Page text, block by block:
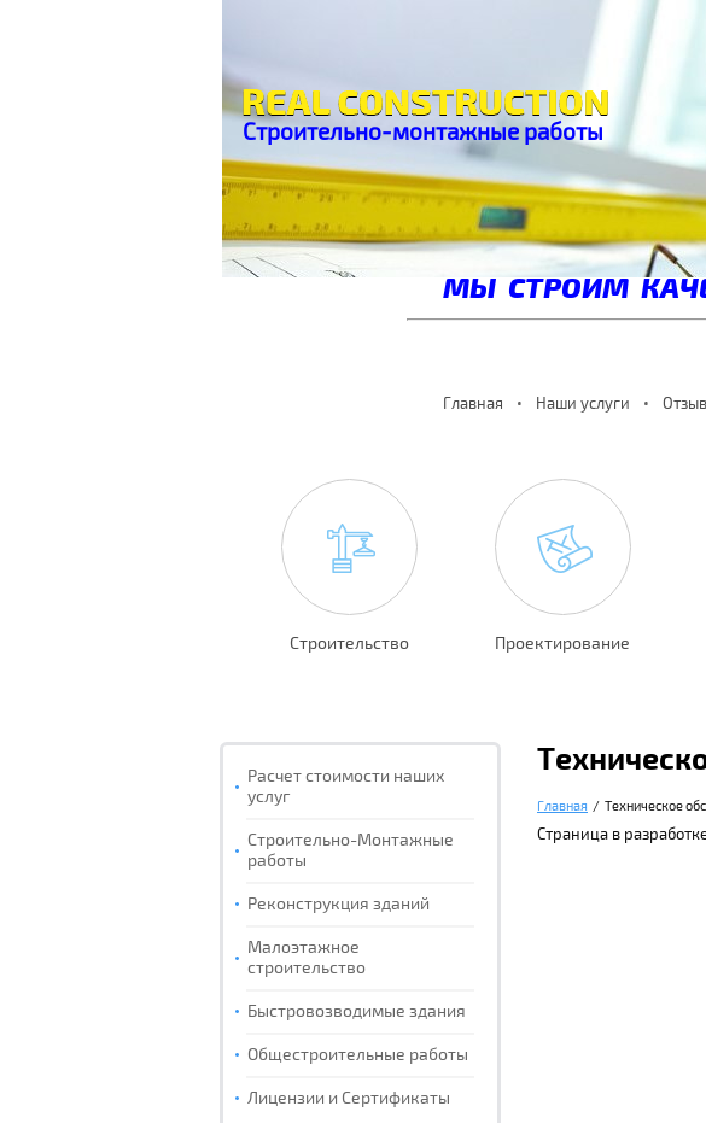
Строительно-монтажные работы
МЫ СТРОИМ
Главная Наши услуги
Строительство Проектирование
Расчет стоимости наших
услуг
Строительно-Монтажные
работы
Реконструкция зданий
Малоэтажное
строительство
Быстровозводимые здания
Общестроительные работы
Лицензии и Сертификаты
Главная
/  Техническое
Страница в